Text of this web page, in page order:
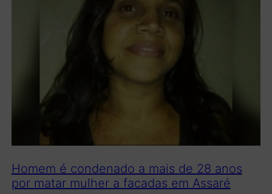
Homem é condenado a mais de 28 anos
por matar mulher a facadas em Assaré